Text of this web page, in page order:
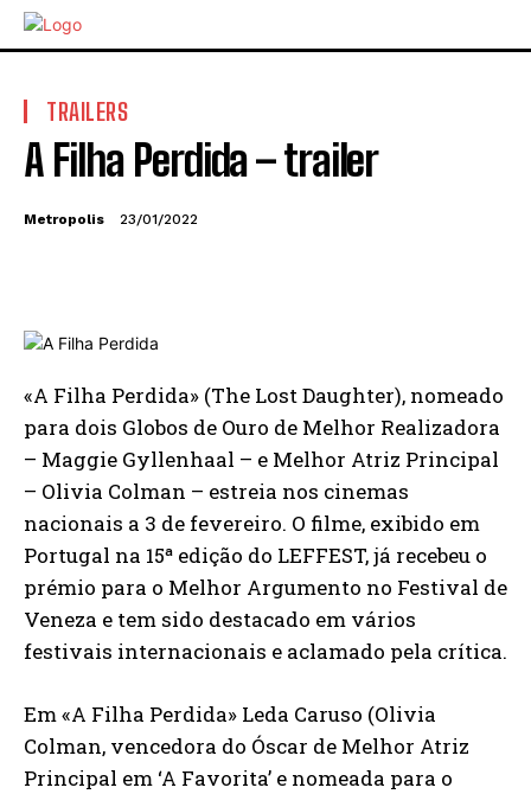
TRAILERS
A Filha Perdida – trailer
Metropolis 23/01/2022
«A Filha Perdida» (The Lost Daughter), nomeado
para dois Globos de Ouro de Melhor Realizadora
– Maggie Gyllenhaal – e Melhor Atriz Principal
– Olivia Colman – estreia nos cinemas
nacionais a 3 de fevereiro. O filme, exibido em
Portugal na 15ª edição do LEFFEST, já recebeu o
prémio para o Melhor Argumento no Festival de
Veneza e tem sido destacado em vários
festivais internacionais e aclamado pela crítica.
Em «A Filha Perdida» Leda Caruso (Olivia
Colman, vencedora do Óscar de Melhor Atriz
Principal em ‘A Favorita’ e nomeada para o